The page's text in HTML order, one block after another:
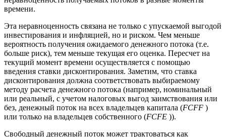
времени.
Эта неравноценность связана не только с упускаемой выгодой
инвестирования и инфляцией, но и риском. Чем меньше
вероятность получения ожидаемого денежного потока (т.е.
больше риск), тем меньше текущая его оценка. Пересчет на
текущий момент времени осуществляется с помощью
введения ставки дисконтирования. Заметим, что ставка
дисконтирования должна соответствовать выбираемому
методу расчета денежного потока (например, номинальный
или реальный, с учетом налоговых выгод заимствования или
без, денежный поток на всех владельцев капитала (FCFF )
или только на владельцев собственного (FCFE )).
Свободный денежный поток может трактоваться как